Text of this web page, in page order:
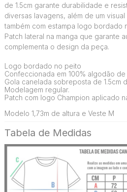
de 1.5cm garante durabilidade e
diversas lavagens, além de um visual
também com estampa logo bordado
Patch lateral na manga que garante
complementa o design da peça.
Logo bordado no peito
Confeccionada em 100% algodão de
Gola canelada sobreposta de 1.5cm
Modelagem regular.
Patch com logo Champion aplicado
Modelo 1,73m de altura e Veste M
Tabela de Medidas